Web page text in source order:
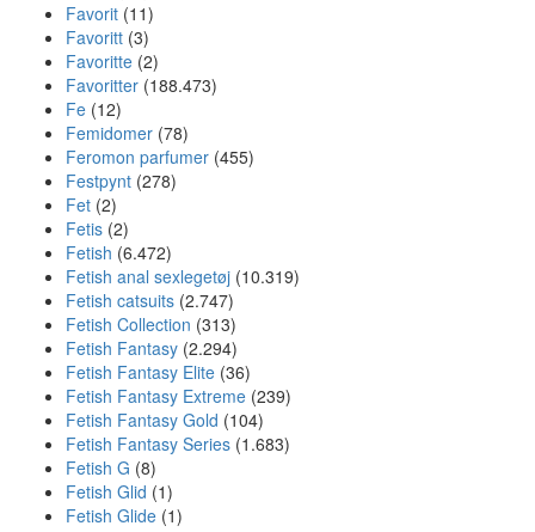
Favorit (11)
Favoritt (3)
Favoritte (2)
Favoritter (188.473)
Fe (12)
Femidomer (78)
Feromon parfumer (455)
Festpynt (278)
Fet (2)
Fetis (2)
Fetish (6.472)
Fetish anal sexlegetøj (10.319)
Fetish catsuits (2.747)
Fetish Collection (313)
Fetish Fantasy (2.294)
Fetish Fantasy Elite (36)
Fetish Fantasy Extreme (239)
Fetish Fantasy Gold (104)
Fetish Fantasy Series (1.683)
Fetish G (8)
Fetish Glid (1)
Fetish Glide (1)